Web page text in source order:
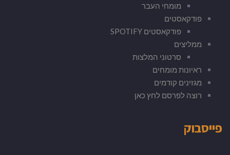
מומחי העבר
פודקאסטים
פודקאסטים SPOTIFY
ממליצים
סרטוני המלצות
ראיונות מומחים
מגזינים קודמים
רוצה לפרסם לחץ כאן
פייסבוק